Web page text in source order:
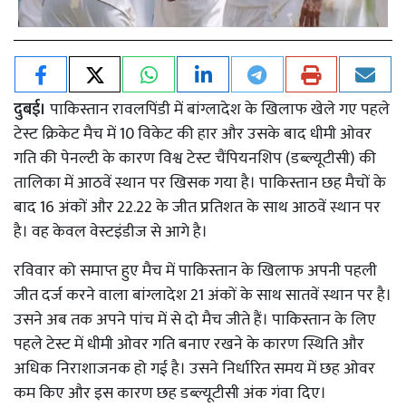
दुबई। पाकिस्तान रावलपिंडी में बांग्लादेश के खिलाफ खेले गए पहले
टेस्ट क्रिकेट मैच में 10 विकेट की हार और उसके बाद धीमी ओवर
गति की पेनल्टी के कारण विश्व टेस्ट चैंपियनशिप (डब्ल्यूटीसी) की
तालिका में आठवें स्थान पर खिसक गया है। पाकिस्तान छह मैचों के
बाद 16 अंकों और 22.22 के जीत प्रतिशत के साथ आठवें स्थान पर
है। वह केवल वेस्टइंडीज से आगे है।
रविवार को समाप्त हुए मैच में पाकिस्तान के खिलाफ अपनी पहली
जीत दर्ज करने वाला बांग्लादेश 21 अंकों के साथ सातवें स्थान पर है।
उसने अब तक अपने पांच में से दो मैच जीते हैं। पाकिस्तान के लिए
पहले टेस्ट में धीमी ओवर गति बनाए रखने के कारण स्थिति और
अधिक निराशाजनक हो गई है। उसने निर्धारित समय में छह ओवर
कम किए और इस कारण छह डब्ल्यूटीसी अंक गंवा दिए।